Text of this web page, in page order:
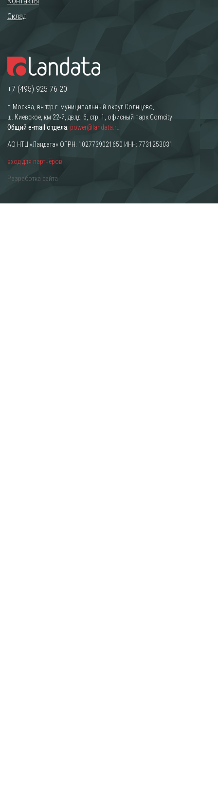
Склад
+7 (495) 925-76-20
г. Москва, вн.тер.г. муниципальный округ Солнцево,
ш. Киевское, км 22-й, двлд. 6, стр. 1, офисный парк Comcity
Общий e-mail отдела: power@landata.ru
АО НТЦ «Ландата» ОГРН: 1027739021650 ИНН: 7731253031
вход для партнёров
Разработка сайта